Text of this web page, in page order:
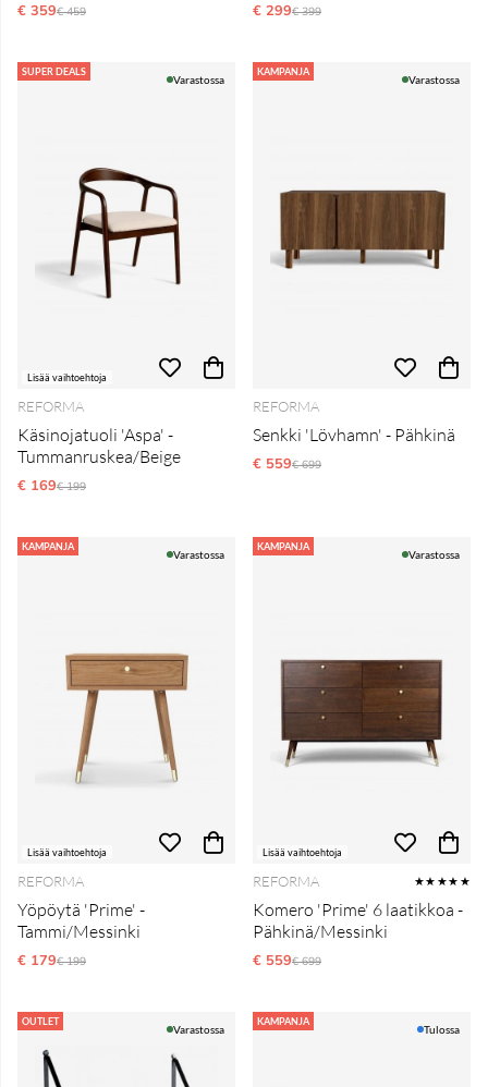
€ 359Normaali hinta
€ 459 € 299Normaali hinta
€ 399
SUPER DEALS
Lisää vaihtoehtoja
Varastossa
REFORMA
Käsinojatuoli 'Aspa' -
Tummanruskea/Beige
€ 169Normaali hinta
€ 199
KAMPANJA
Varastossa
REFORMA
Senkki 'Lövhamn' - Pähkinä
€ 559Normaali hinta
€ 699
KAMPANJA
Lisää vaihtoehtoja
Varastossa
REFORMA
Yöpöytä 'Prime' -
Tammi/Messinki
€ 179Normaali hinta
€ 199
KAMPANJA
Lisää vaihtoehtoja
Varastossa
REFORMA ★★★★★
Komero 'Prime' 6 laatikkoa -
Pähkinä/Messinki
€ 559Normaali hinta
€ 699
OUTLET
Varastossa
KAMPANJA
Tulossa